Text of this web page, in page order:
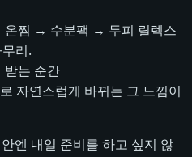
찜 → 수분팩 → 두피 릴렉스
리.
받는 순간
자연스럽게 바뀌는 그 느낌이
엔 내일 준비를 하고 싶지 않